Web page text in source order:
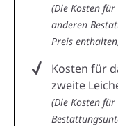
(Die Kosten
anderen
Preis
Kosten für
zweite
(Die Kosten